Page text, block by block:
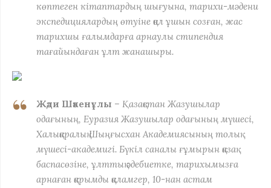
көптеген кітаптардың шығуына, тарихи-мәдени
экспедициялардың өтуіне қол ұшын созған, жас
тарихшы ғалымдарға арнаулы стипендия
тағайындаған ұлт жанашыры.
Жәди Шәкенұлы – Қазақстан Жазушылар
одағының, Еуразия Жазушылар одағының мүшесі,
Халықаралық Шыңғысхан Академиясының толық
мүшесі-академигі. Бүкіл саналы ғұмырын қазақ
баспасөзіне, ұлттық әдебиетке, тарихымызға
арнаған қарымды қаламгер, 10-нан астам